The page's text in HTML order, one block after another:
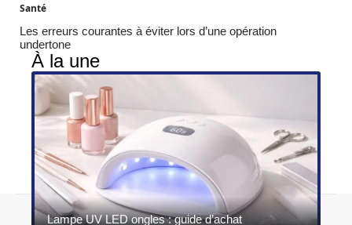
Santé
Les erreurs courantes à éviter lors d’une opération
undertone
À la une
Lampe UV LED ongles : guide d’achat
Contact Mentions légales Sitemap